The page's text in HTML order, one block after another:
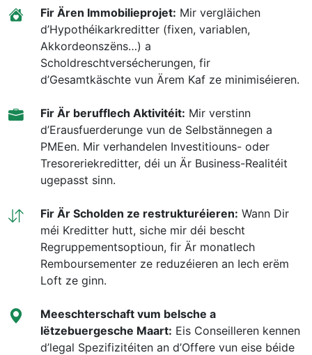
Fir Ären Immobilieprojet: Mir vergläichen
d’Hypothéikarkreditter (fixen, variablen,
Akkordeonszëns…) a
Scholdreschtversécherungen, fir
d’Gesamtkäschte vun Ärem Kaf ze minimiséieren.
Fir Är berufflech Aktivitéit: Mir verstinn
d’Erausfuerderunge vun de Selbstännegen a
PMEen. Mir verhandelen Investitiouns- oder
Tresoreriekreditter, déi un Är Business-Realitéit
ugepasst sinn.
Fir Är Scholden ze restrukturéieren: Wann Dir
méi Kreditter hutt, siche mir déi bescht
Regruppementsoptioun, fir Är monatlech
Remboursementer ze reduzéieren an Iech erëm
Loft ze ginn.
Meeschterschaft vum belsche a
lëtzebuergesche Maart: Eis Conseilleren kennen
d’legal Spezifizitéiten an d’Offere vun eise béide